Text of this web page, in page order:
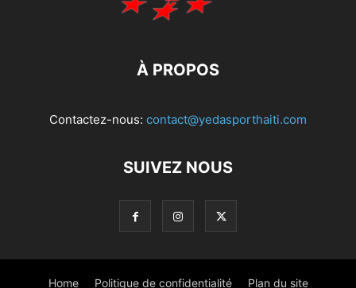
À PROPOS
Contactez-nous: contact@yedasporthaiti.com
SUIVEZ NOUS
Home Politique de confidentialité Plan du site